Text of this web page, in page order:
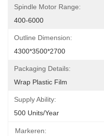
Spindle Motor Range:
400-6000
Outline Dimension:
4300*3500*2700
Packaging Details:
Wrap Plastic Film
Supply Ability:
500 Units/year
Markeren: